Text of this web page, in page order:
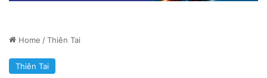
Home /Thiên Tai
Thiên Tai